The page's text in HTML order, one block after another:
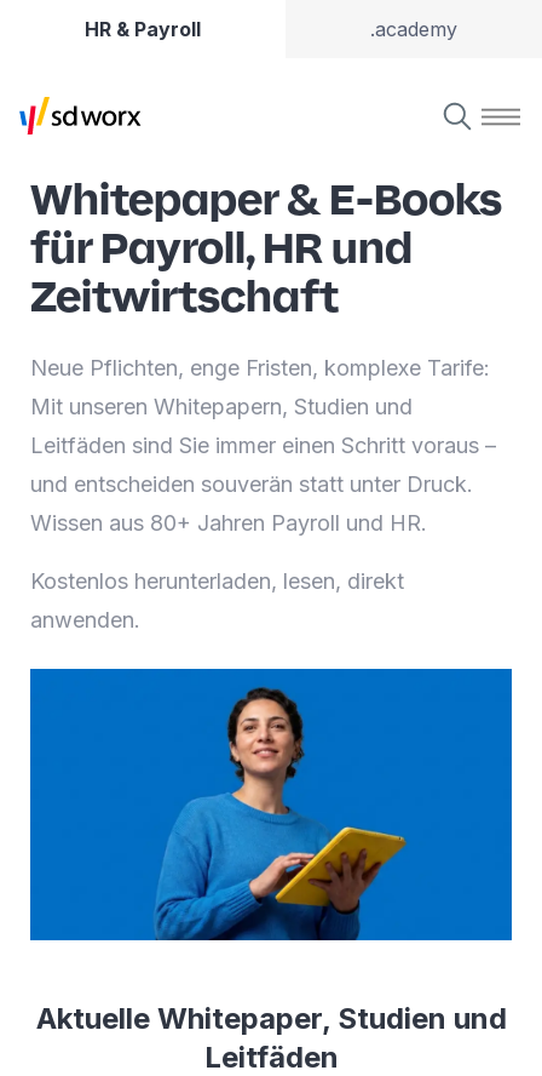
HR & Payroll .academy
Whitepaper & E-Books
für Payroll, HR und
Zeitwirtschaft
Neue Pflichten, enge Fristen, komplexe Tarife:
Mit unseren Whitepapern, Studien und
Leitfäden sind Sie immer einen Schritt voraus –
und entscheiden souverän statt unter Druck.
Wissen aus 80+ Jahren Payroll und HR.
Kostenlos herunterladen, lesen, direkt
anwenden.
Aktuelle Whitepaper, Studien und
Leitfäden